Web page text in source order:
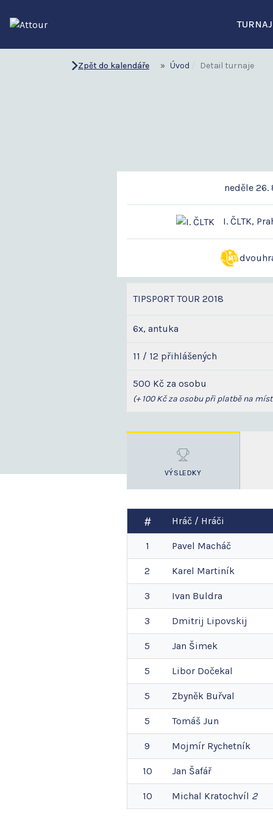
Úvod Detail turnaje
Zpět do kalendáře
neděle 26.
I. ČLTK,
TIPSPORT TOUR 2018
6x, antuka
11 / 12 přihlášených
500 Kč za osobu
(+ 100 Kč za osobu při platbě na
VÝSLEDKY
Hráč / Hráči
1 Pavel Macháč
2 Karel Martiník
3 Ivan Buldra
3 Dmitrij Lipovskij
5 Jan Šimek
5 Libor Dočekal
5 Zbyněk Buřval
5 Tomáš Jun
9 Mojmír Rychetník
10 Jan Šafář
10 Michal Kratochvíl 2